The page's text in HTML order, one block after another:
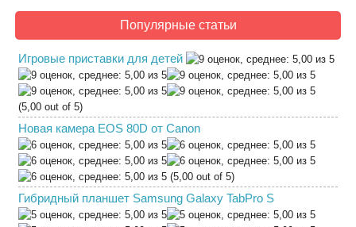
Популярные статьи
Игровые приставки для детей
(5,00 out of 5)
Новая камера EOS 80D от Canon
(5,00 out of 5)
Гибридный планшет Samsung Galaxy TabPro S